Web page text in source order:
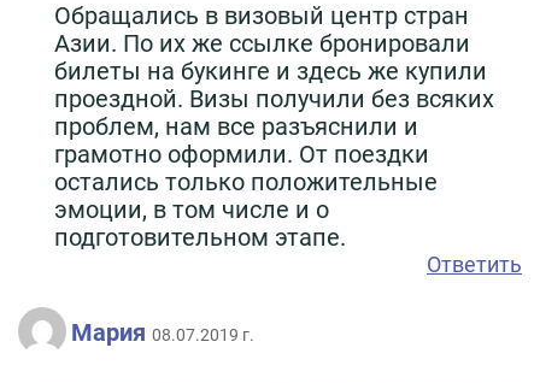
Обращались в визовый центр стран
Азии. По их же ссылке бронировали
билеты на букинге и здесь же купили
проездной. Визы получили без всяких
проблем, нам все разъяснили и
грамотно оформили. От поездки
остались только положительные
эмоции, в том числе и о
подготовительном этапе.
Ответить
Мария 08.07.2019 г.